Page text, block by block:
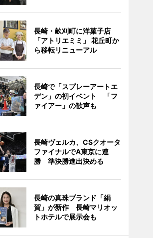
長崎・畝刈町に洋菓子店
「アトリエミミ」 花丘町か
ら移転リニューアル
長崎で「スプレーアートエ
デン」の初イベント 「フ
ァイアー」の歓声も
長崎ヴェルカ、CSクオータ
ファイナルでA東京に連
勝 準決勝進出決める
長崎の真珠ブランド「絹
賀」が新作 長崎マリオッ
トホテルで展示会も